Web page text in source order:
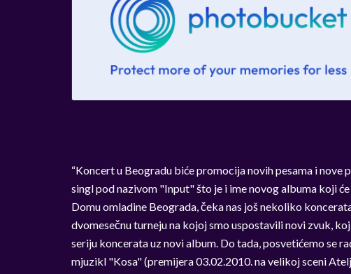
“Koncert u Beogradu biće promocija novih pesama i
singl pod nazivom "Input" što je i ime novog albuma koji
Domu omladine Beograda, čeka nas još nekoliko
dvomesečnu turneju na kojoj smo uspostavili novi zvuk,
seriju koncerata uz novi album. Do tada, posvetićemo se
mjuzikl "Kosa" (premijera 03.02.2010. na velikoj sceni